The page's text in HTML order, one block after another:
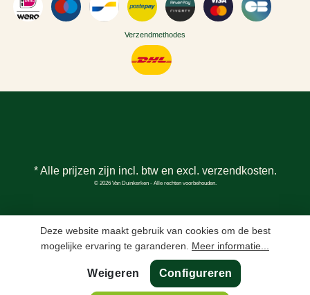
Verzendmethodes
* Alle prijzen zijn incl. btw en excl. verzendkosten.
© 2026 Van Duinkerken - Alle rechten voorbehouden.
Deze website maakt gebruik van cookies om de best
mogelijke ervaring te garanderen. Meer informatie...
Weigeren Configureren